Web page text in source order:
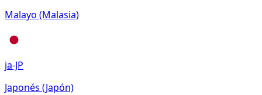
Malayo (Malasia)
ja-JP
Japonés (Japón)